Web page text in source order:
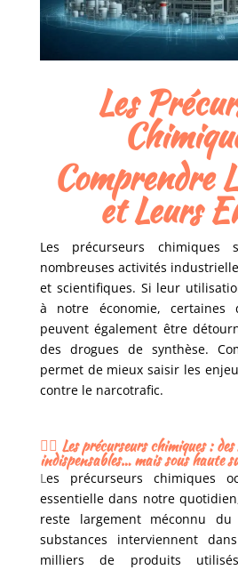
Les
Comprendre
et Leurs
Les précurseurs
nombreuses activités
et scientifiques. Si leur
à notre économie, certaines
peuvent également être
des drogues de synthèse.
permet de mieux saisir les
contre le narcotrafic.
🕵️‍♂️ Les précurseurs chimiques :
indispensables… mais sous haute
Les précurseurs chimiques
essentielle dans notre
reste largement méconnu
substances interviennent
milliers de produits